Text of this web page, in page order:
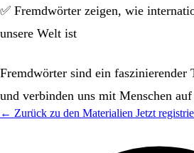
✅ Fremdwörter zeigen, wie
unsere Welt ist
Fremdwörter sind ein faszinierender
und verbinden uns mit Menschen
← Zurück zu den Materialien Jetzt